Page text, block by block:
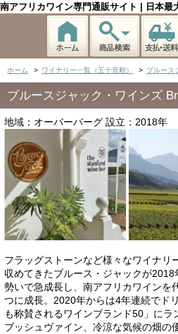
南アフリカワイン専門通販サイト | 日本最
ホーム > ワイナリー一覧（五十音順） > ブルース
ブルースジャック・ワインズ
地域：オーバーバーグ 設立：2018年
フラッグストーンなど様々なワイナリ
収めてきたブルース・ジャックが
勢いで急成長し、南アフリカワインを
つに成長。2020年からは4年連続でド
も称賛されるワインブランド50」にラ
ブッシュヴァイン、冷涼な気候の畑の